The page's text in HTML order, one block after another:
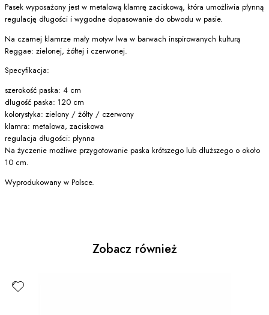
Pasek wyposażony jest w metalową klamrę zaciskową, która umożliwia płynną
regulację długości i wygodne dopasowanie do obwodu w pasie.
Na czarnej klamrze mały motyw lwa w barwach inspirowanych kulturą
Reggae: zielonej, żółtej i czerwonej.
Specyfikacja:
szerokość paska: 4 cm
długość paska: 120 cm
kolorystyka: zielony / żółty / czerwony
klamra: metalowa, zaciskowa
regulacja długości: płynna
Na życzenie możliwe przygotowanie paska krótszego lub dłuższego o około
10 cm.
Wyprodukowany w Polsce.
Zobacz również